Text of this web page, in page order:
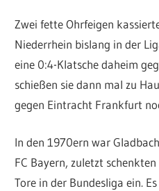
Zwei fette Ohrfeigen
Niederrhein bislang in der
eine 0:4-Klatsche daheim
schießen sie dann mal zu
gegen Eintracht Frankfurt
In den 1970ern war
FC Bayern, zuletzt
Tore in der Bundesliga ein.